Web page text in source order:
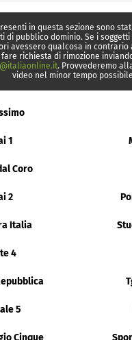
in questa sezione sono
di pubblico dominio. Se i
avessero qualcosa in contrario
richiesta di rimozione
. Provvederemo
video nel minor tempo
1
Coro
2
Italia
4
5
Cinque